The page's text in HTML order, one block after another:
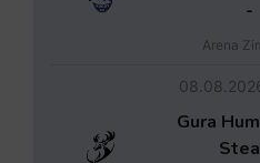
-
Arena
Gura